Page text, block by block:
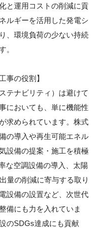
と運用コストの削減に貢
ルギーを活用した発電シ
、環境負荷の少ない持続
。
事の役割】
テナビリティ）は避けて
においても、単に機能性
求められています。株式
の導入や再生可能エネル
設備の提案・施工を積極
な空調設備の導入、太陽
量の削減に寄与する取り
設備の設置など、次世代
備にも力を入れていま
のSDGs達成にも貢献